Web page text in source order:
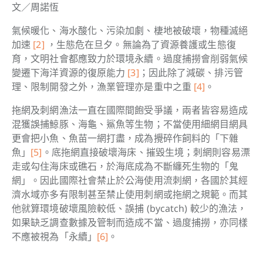
文／周諾恆
氣候暖化、海水酸化、污染加劇、棲地被破壞，物種滅絕
加速 [2] ，生態危在旦夕。無論為了資源養護或生態復
育，文明社會都應致力於環境永續。過度捕撈會削弱氣候
變遷下海洋資源的復原能力 [3] ；因此除了減碳、排污管
理、限制開發之外，漁業管理亦是重中之重 [4] 。
拖網及刺網漁法一直在國際間飽受爭議，兩者皆容易造成
混獲誤捕鯨豚、海龜、鯊魚等生物；不當使用細網目網具
更會把小魚、魚苗一網打盡，成為攪碎作飼料的「下雜
魚」 [5] 。底拖網直接破壞海床、摧毀生境；刺網則容易漂
走或勾住海床或礁石，於海底成為不斷纏死生物的「鬼
網」。因此國際社會禁止於公海使用流刺網，各國於其經
濟水域亦多有限制甚至禁止使用刺網或拖網之規範。而其
他就算環境破壞風險較低、誤捕 (bycatch) 較少的漁法，
如果缺乏調查數據及管制而造成不當、過度捕撈，亦同樣
不應被視為「永續」 [6] 。